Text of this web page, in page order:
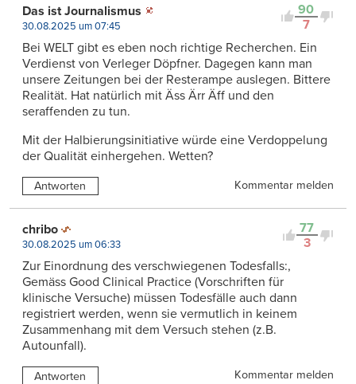
90
7
Das ist Journalismus
30.08.2025 um 07:45
Bei WELT gibt es eben noch richtige Recherchen. Ein
Verdienst von Verleger Döpfner. Dagegen kann man
unsere Zeitungen bei der Resterampe auslegen. Bittere
Realität. Hat natürlich mit Äss Ärr Äff und den
seraffenden zu tun.
Mit der Halbierungsinitiative würde eine Verdoppelung
der Qualität einhergehen. Wetten?
Antworten Kommentar melden
77
3
chribo
30.08.2025 um 06:33
Zur Einordnung des verschwiegenen Todesfalls:,
Gemäss Good Clinical Practice (Vorschriften für
klinische Versuche) müssen Todesfälle auch dann
registriert werden, wenn sie vermutlich in keinem
Zusammenhang mit dem Versuch stehen (z.B.
Autounfall).
Antworten Kommentar melden